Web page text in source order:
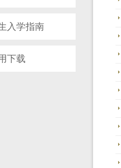
入学指南
下载